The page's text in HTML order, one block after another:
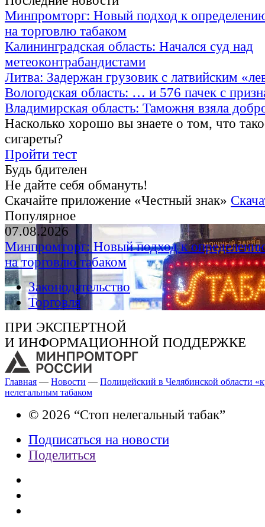
Минпромторг: Новый подход к
на торговлю табаком
Калининградская область: Начался суд над
метеоконтрабандистами
Литва: Задержан грузовик с латвийским
Вологодская область: … и 576 пачек с
Владимирская область: Таможня взяла
Насколько хорошо вы знаете о том, что
сигареты?
Пройти тест
Будь бдителен
Не дайте себя обмануть!
Скачайте приложение «Честный знак»
Популярное
07.08.2026
Минпромторг: Новый подход к
на торговлю табаком
Законодательство
Торговля
ПРИ ЭКСПЕРТНОЙ
И ИНФОРМАЦИОННОЙ ПОДДЕРЖКЕ
Главная — Новости — Полицейский в Челябинской области
нелегальным табаком
© 2026 “Стоп нелегальный табак”
Подписаться на новости
Поделиться